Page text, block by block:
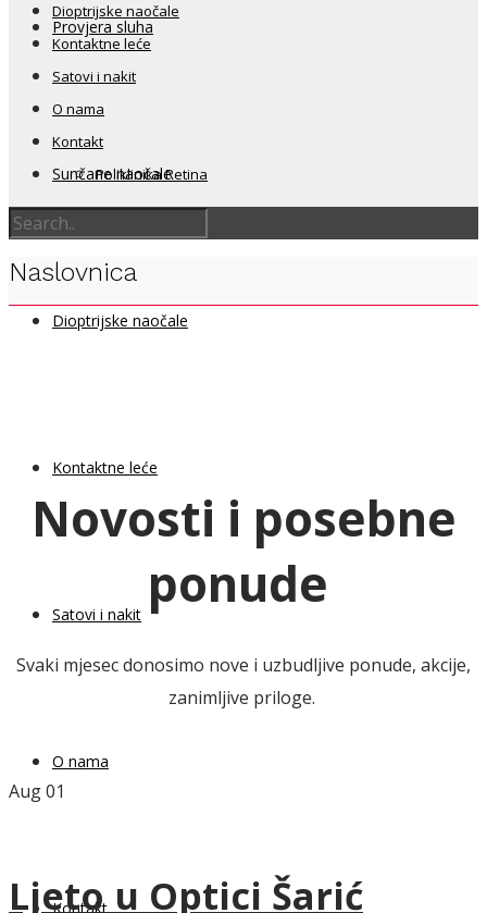
Provjera sluha
Sunčane naočale
Dioptrijske naočale
Kontaktne leće
Satovi i nakit
O nama
Kontakt
Dioptrijske naočale
Kontaktne leće
Satovi i nakit
O nama
Kontakt
Poliklinika Retina
Naslovnica
Novosti i posebne
ponude
Svaki mjesec donosimo nove i uzbudljive ponude, akcije,
zanimljive priloge.
Aug01
Ljeto u Optici Šarić